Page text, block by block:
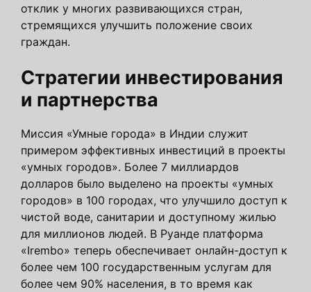
отклик у многих развивающихся стран,
стремящихся улучшить положение своих
граждан.
Стратегии инвестирования
и партнерства
Миссия «Умные города» в Индии служит
примером эффективных инвестиций в проекты
«умных городов». Более 7 миллиардов
долларов было выделено на проекты «умных
городов» в 100 городах, что улучшило доступ к
чистой воде, санитарии и доступному жилью
для миллионов людей. В Руанде платформа
«Irembo» теперь обеспечивает онлайн-доступ к
более чем 100 государственным услугам для
более чем 90% населения, в то время как